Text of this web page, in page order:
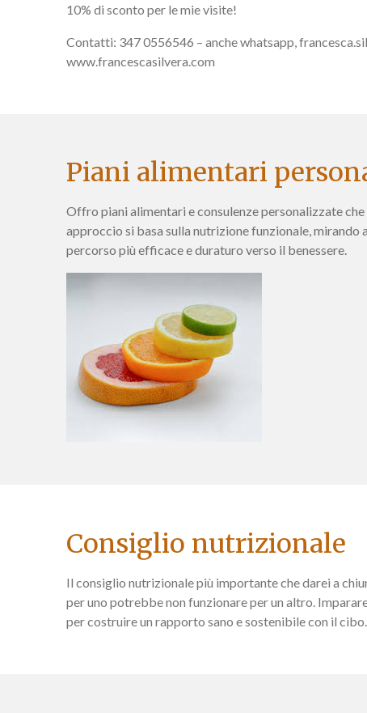
10% di sconto per le mie visite!
Contatti: 347 0556546 – anche whatsapp,
www.francescasilvera.com
Piani alimentari
Offro piani alimentari e consulenze personalizzate
approccio si basa sulla nutrizione funzionale,
percorso più efficace e duraturo verso il benessere.
Consiglio nutrizionale
Il consiglio nutrizionale più importante che darei a
per uno potrebbe non funzionare per un altro.
per costruire un rapporto sano e sostenibile con il cibo.